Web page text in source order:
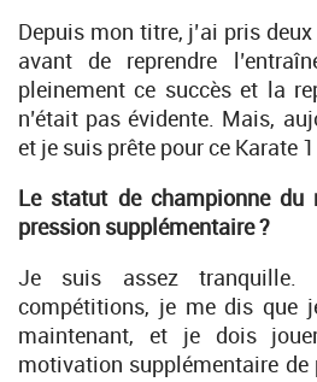
Depuis mon titre, j’ai pris
avant de reprendre
pleinement ce succès et la
n’était pas évidente. Mais,
et je suis prête pour ce Karate
Le statut de championne
pression supplémentaire ?
Je suis assez tranquille.
compétitions, je me dis que
maintenant, et je dois
motivation supplémentaire de